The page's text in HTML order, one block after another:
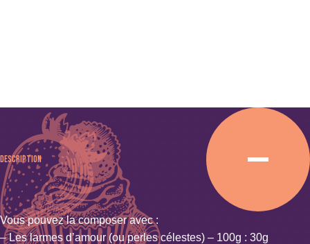
Description
Vous pouvez la composer avec :
–Les larmes d’amour (ou perles célestes) – 100g : 30g